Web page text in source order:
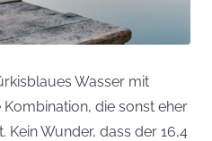
Wasser mit
die sonst eher
Kein Wunder, dass der 16,4